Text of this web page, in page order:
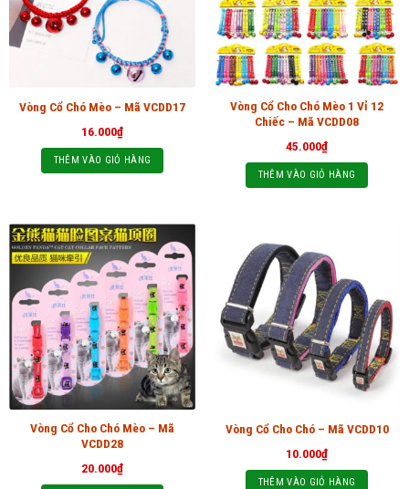
Vòng Cổ Chó Mèo – Mã VCDD17
16.000₫
THÊM VÀO GIỎ HÀNG
Vòng Cổ Cho Chó Mèo 1 Vỉ 12
Chiếc – Mã VCDD08
45.000₫
THÊM VÀO GIỎ HÀNG
Vòng Cổ Cho Chó Mèo – Mã
VCDD28
20.000₫
Vòng Cổ Cho Chó – Mã VCDD10
10.000₫
THÊM VÀO GIỎ HÀNG